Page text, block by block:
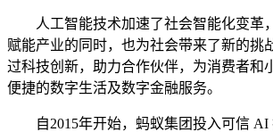
人工智能技术加速了社会智能化变革，
赋能产业的同时，也为社会带来了新的挑
过科技创新，助力合作伙伴，为消费者和
便捷的数字生活及数字金融服务。
自2015年开始，蚂蚁集团投入可信 AI